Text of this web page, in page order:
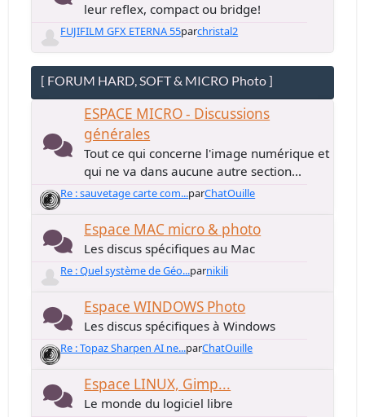
leur reflex, compact ou bridge!
FUJIFILM GFX ETERNA 55parchristal2
[ FORUM HARD, SOFT & MICRO Photo ]
ESPACE MICRO - Discussions
générales
Tout ce qui concerne l'image numérique et
qui ne va dans aucune autre section...
Re : sauvetage carte com...parChatOuille
Espace MAC micro & photo
Les discus spécifiques au Mac
Re : Quel système de Géo...parnikili
Espace WINDOWS Photo
Les discus spécifiques à Windows
Re : Topaz Sharpen AI ne...parChatOuille
Espace LINUX, Gimp...
Le monde du logiciel libre